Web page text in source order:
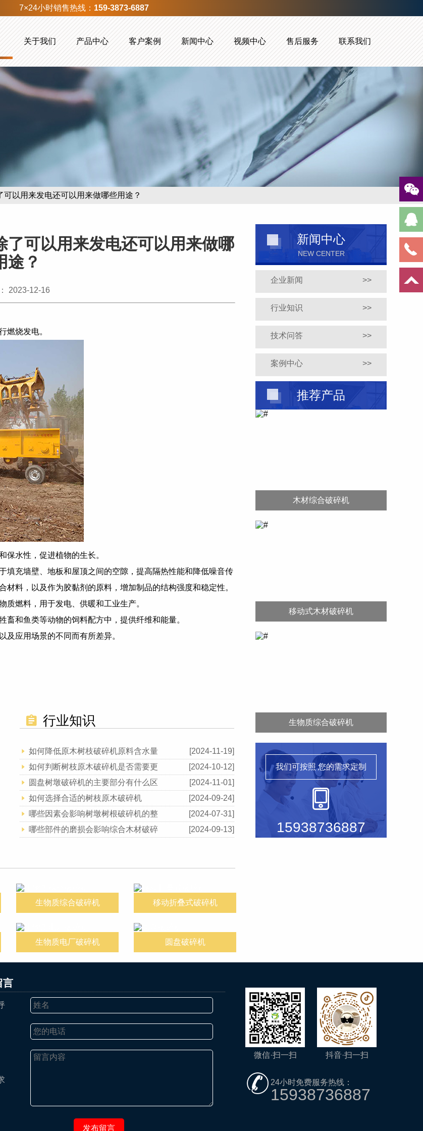
7×24小时销售热线： 159-3873-6887
关于我们 产品中心 客户案例 新闻中心 视频中心 售后服务 联系我们
以用来发电还可以用来做哪些用途？
新闻中心
NEW CENTER
企业新闻 >>
行业知识 >>
技术问答 >>
案例中心 >>
推荐产品
木材综合破碎机
移动式木材破碎机
生物质综合破碎机
我们可按照您的需求定制
15938736887
可以用来发电还可以用来做哪
途？
2023-12-16
燃烧发电。
保水性，促进植物的生长。
填充墙壁、地板和屋顶之间的空隙，提高隔热性能和降低噪音传
料，以及作为胶黏剂的原料，增加制品的结构强度和稳定性。
燃料，用于发电、供暖和工业生产。
和鱼类等动物的饲料配方中，提供纤维和能量。
及应用场景的不同而有所差异。
行业知识
如何降低原木树枝破碎机原料含水量
[2024-11-19]
如何判断树枝原木破碎机是否需要更
[2024-10-12]
圆盘树墩破碎机的主要部分有什么区
[2024-11-01]
如何选择合适的树枝原木破碎机
[2024-09-24]
哪些因素会影响树墩树根破碎机的整
[2024-07-31]
哪些部件的磨损会影响综合木材破碎
[2024-09-13]
生物质综合破碎机 移动折叠式破碎机
生物质电厂破碎机 圆盘破碎机
言
微信·扫一扫 抖音·扫一扫
24小时免费服务热线：
15938736887